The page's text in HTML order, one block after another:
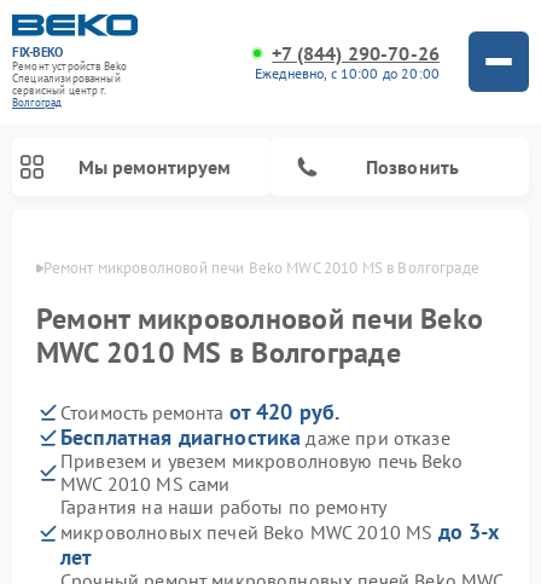
FIX-BEKO
Ремонт устройств Beko
Специализированный
cервисный центр г.
Волгоград
+7 (844) 290-70-26
Ежедневно, с 10:00 до 20:00
Мы ремонтируем Позвонить
Ремонт микроволновой печи Beko MWC 2010 MS в Волгограде
Ремонт микроволновой печи Beko
MWC 2010 MS в Волгограде
Стоимость ремонта от 420 руб.
Бесплатная диагностика даже при отказе
Привезем и увезем микроволновую печь Beko
MWC 2010 MS сами
Гарантия на наши работы по ремонту
микроволновых печей Beko MWC 2010 MS до 3-х
лет